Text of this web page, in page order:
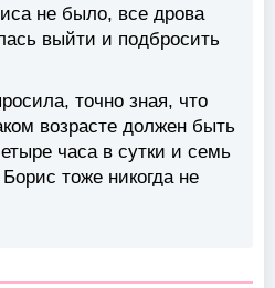
не было, все дрова
выйти и подбросить
точно зная, что
возрасте должен быть
часа в сутки и семь
тоже никогда не